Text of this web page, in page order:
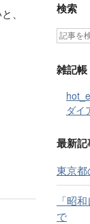
、
検索
雑記帳
ダイ
最新記
東京都
「昭
で